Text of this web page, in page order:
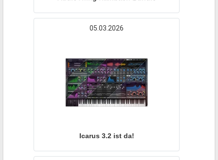
05.03.2026
Icarus 3.2 ist da!